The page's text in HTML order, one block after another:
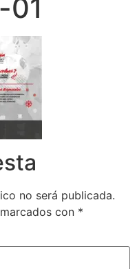
no será publicada.
con *